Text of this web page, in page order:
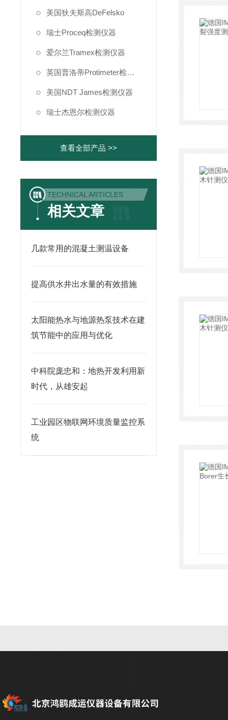
美国狄夫斯高DeFelsko
瑞士Proceq检测仪器
爱尔兰Tramex检测仪器
英国普洛蒂Protimeter检测仪器
美国NDT James检测仪器
瑞士杰恩尔检测仪器
查看全部产品 >>
TECHNICAL ARTICLES
相关文章
几款常用的混凝土测温设备
提高供水井出水量的有效措施
太阳能热水与地源热泵技术在建
筑节能中的应用与优化
中科院庞忠和：地热开发利用新
时代，从雄安起
工业园区物联网环境质量监控系
统